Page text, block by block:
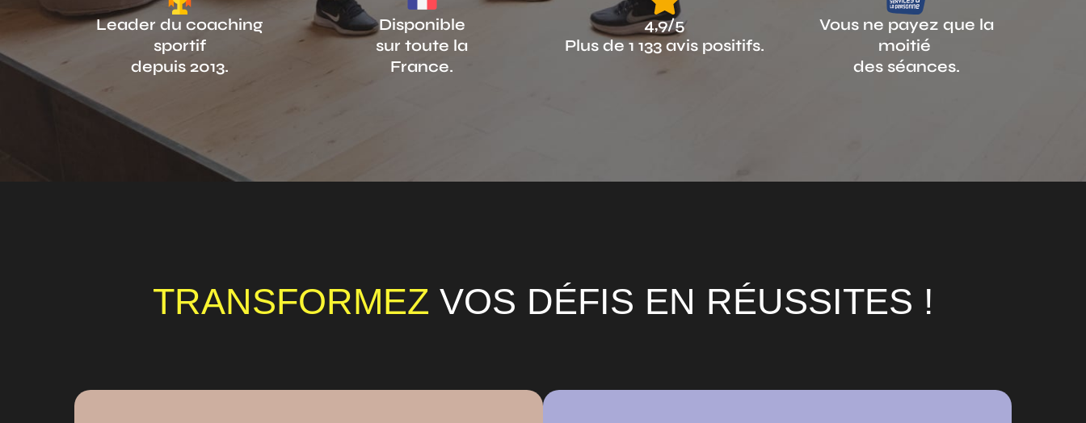
Leader du coaching
sportif
depuis 2013.
Disponible
sur toute la
France.
4,9/5
Plus de1 133 avis positifs.
Vous ne payez que la
moitié
des séances.
TRANSFORMEZ VOS DÉFIS EN RÉUSSITES !